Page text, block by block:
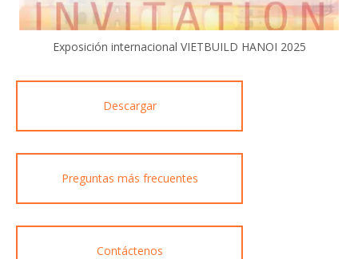
Exposición internacional VIETBUILD HANOI 2025
Descargar
Preguntas más frecuentes
Contáctenos